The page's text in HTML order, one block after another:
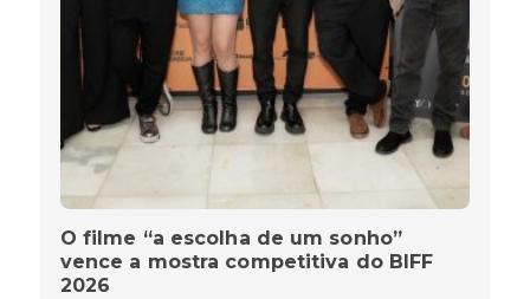
O filme “a escolha de um sonho”
vence a mostra competitiva do BIFF
2026